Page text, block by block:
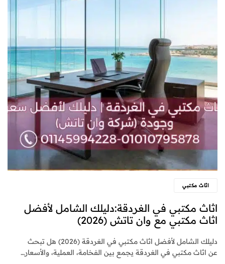
اثاث مكتبي
اثاث مكتبي في الغردقة:دليلك الشامل لأفضل
اثاث مكتبي مع وان تاتش (2026)
دليلك الشامل لأفضل اثاث مكتبي في الغردقة (2026) هل تبحث
عن اثاث مكتبي في الغردقة يجمع بين الفخامة، العملية، والأسعار…